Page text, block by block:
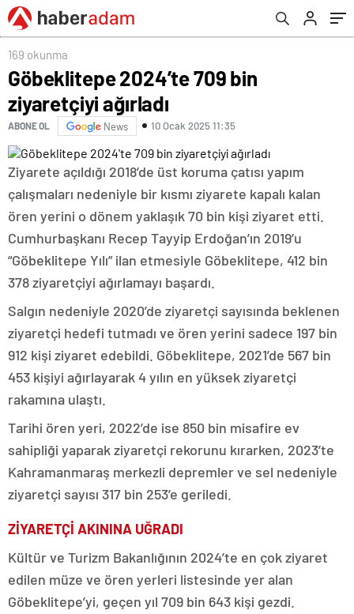
169 okunma
Göbeklitepe 2024’te 709 bin
ziyaretçiyi ağırladı
ABONE OL News 10 Ocak 2025 11:35
Ziyarete açıldığı 2018’de üst koruma çatısı yapım
çalışmaları nedeniyle bir kısmı ziyarete kapalı kalan
ören yerini o dönem yaklaşık 70 bin kişi ziyaret etti.
Cumhurbaşkanı Recep Tayyip Erdoğan’ın 2019’u
“Göbeklitepe Yılı” ilan etmesiyle Göbeklitepe, 412 bin
378 ziyaretçiyi ağırlamayı başardı.
Salgın nedeniyle 2020’de ziyaretçi sayısında beklenen
ziyaretçi hedefi tutmadı ve ören yerini sadece 197 bin
912 kişi ziyaret edebildi. Göbeklitepe, 2021’de 567 bin
453 kişiyi ağırlayarak 4 yılın en yüksek ziyaretçi
rakamına ulaştı.
Tarihi ören yeri, 2022’de ise 850 bin misafire ev
sahipliği yaparak ziyaretçi rekorunu kırarken, 2023’te
Kahramanmaraş merkezli depremler ve sel nedeniyle
ziyaretçi sayısı 317 bin 253’e geriledi.
ZİYARETÇİ AKININA UĞRADI
Kültür ve Turizm Bakanlığının 2024’te en çok ziyaret
edilen müze ve ören yerleri listesinde yer alan
Göbeklitepe’yi, geçen yıl 709 bin 643 kişi gezdi.